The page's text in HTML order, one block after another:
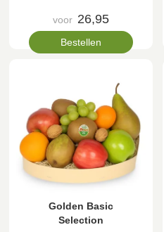
voor 26,95
Bestellen
Golden Basic
Selection